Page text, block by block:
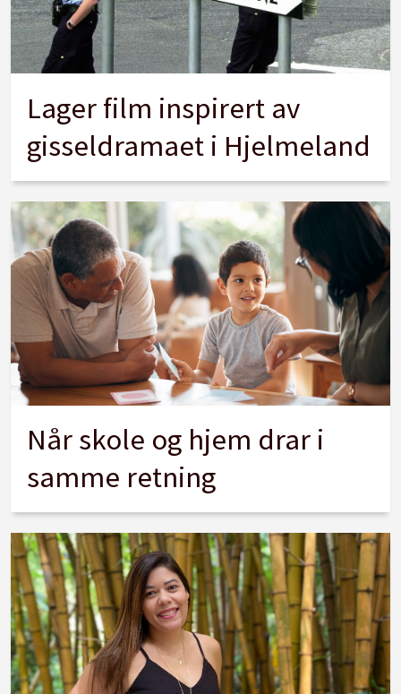
Lager film inspirert av
gisseldramaet i Hjelmeland
Når skole og hjem drar i
samme retning